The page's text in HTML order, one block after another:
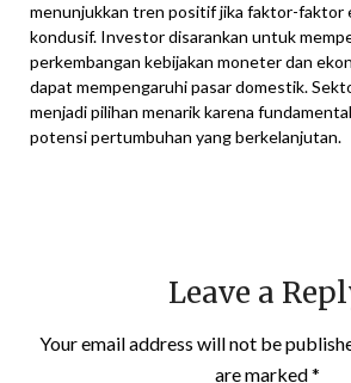
menunjukkan tren positif jika faktor-faktor
kondusif. Investor disarankan untuk
perkembangan kebijakan moneter dan
dapat mempengaruhi pasar domestik.
menjadi pilihan menarik karena
potensi pertumbuhan yang berkelanjutan.
Leave a
Your email address will not be
are marked*